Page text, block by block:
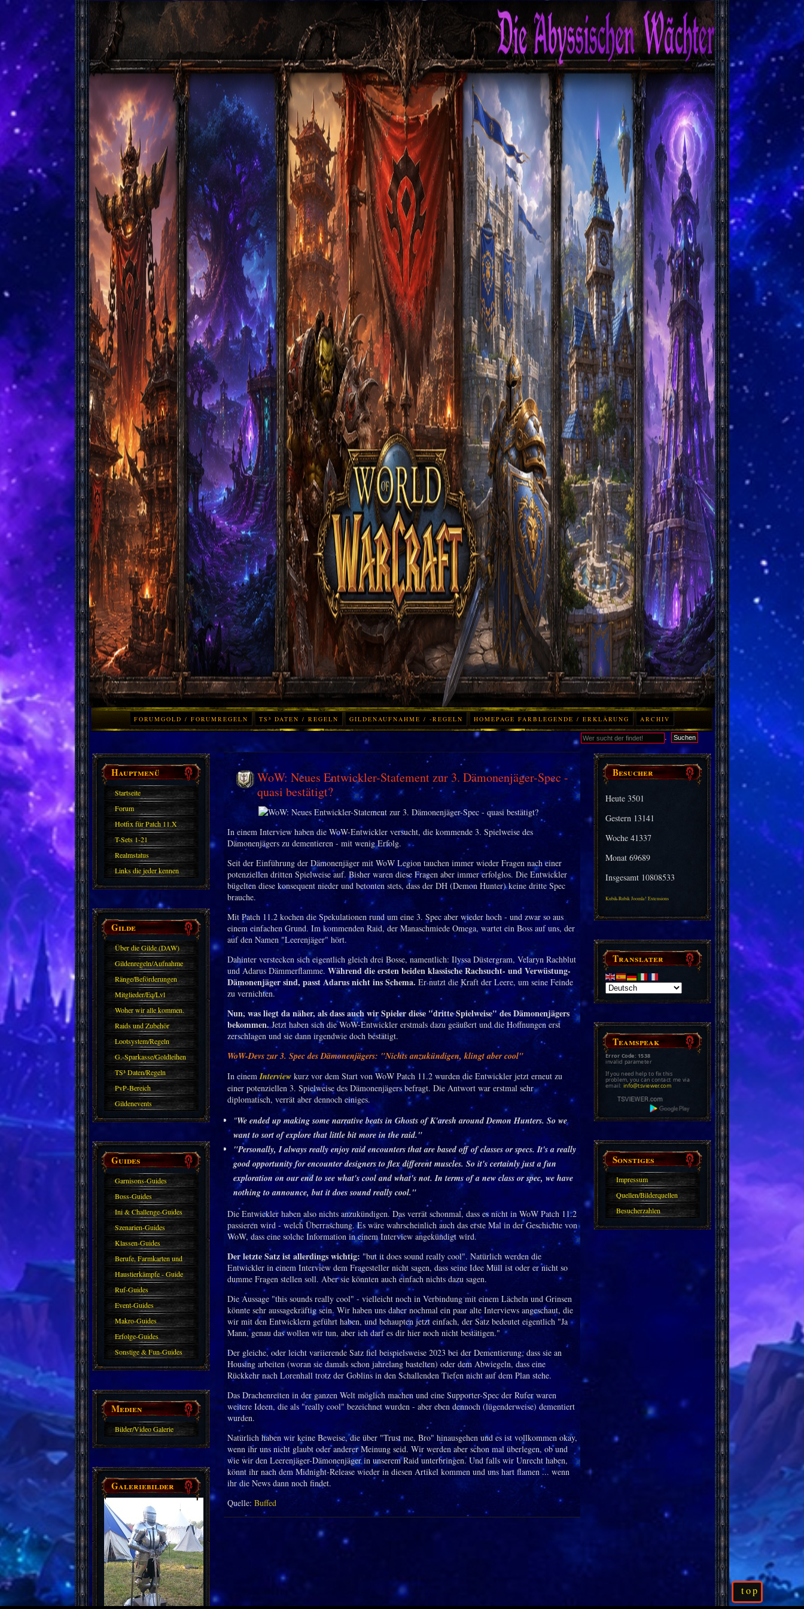
FORUMGOLD / FORUMREGELN TS³ DATEN / REGELN GILDENAUFNAHME / -REGELN HOMEPAGE FARBLEGENDE / ERKLÄRUNG ARCHIV
. Suchen
Hauptmenü
Startseite
Forum
Hotfix für Patch 11.X
T-Sets 1-21
Realmstatus
Links die jeder kennen
sollte?! Oder nicht?
Gilde
Über die Gilde (DAW)
Gildenregeln/Aufnahme
Ränge/Beförderungen
Mitglieder/Eq/Lvl
Woher wir alle kommen.
Raids und Zubehör
Lootsystem/Regeln
G.-Sparkasse/Goldleihen
TS³ Daten/Regeln
PvP-Bereich
Gildenevents
Guides
Garnisons-Guides
Boss-Guides
Ini & Challenge-Guides
Szenarien-Guides
Klassen-Guides
Berufe, Farmkarten und
Haustiere
Haustierkämpfe - Guide
Ruf-Guides
Event-Guides
Makro-Guides
Erfolge-Guides
Sonstige & Fun-Guides
Medien
Bilder/Video Galerie
Galeriebilder
Besucher
Heute 3501
Gestern 13141
Woche41337
Monat69689
Insgesamt 10808533
Kubik-Rubik Joomla! Extensions
Translater
Teamspeak
Error Code: 1538
invalid parameter
If you need help to fix this
problem, you can contact me via
email: info@tsviewer.com
Sonstiges
Impressum
Quellen/Bilderquellen
Besucherzahlen
WoW: Neues Entwickler-Statement zur 3. Dämonenjäger-Spec -
quasi bestätigt?
In einem Interview haben die WoW-Entwickler versucht, die kommende 3. Spielweise des
Dämonenjägers zu dementieren - mit wenig Erfolg.
Seit der Einführung der Dämonenjäger mit WoW Legion tauchen immer wieder Fragen nach einer
potenziellen dritten Spielweise auf. Bisher waren diese Fragen aber immer erfolglos. Die Entwickler
bügelten diese konsequent nieder und betonten stets, dass der DH (Demon Hunter) keine dritte Spec
brauche.
Mit Patch 11.2 kochen die Spekulationen rund um eine 3. Spec aber wieder hoch - und zwar so aus
einem einfachen Grund. Im kommenden Raid, der Manaschmiede Omega, wartet ein Boss auf uns, der
auf den Namen "Leerenjäger" hört.
Dahinter verstecken sich eigentlich gleich drei Bosse, namentlich: Ilyssa Düstergram, Velaryn Rachblut
und Adarus Dämmerflamme. Während die ersten beiden klassische Rachsucht- und Verwüstung-
Dämonenjäger sind, passt Adarus nicht ins Schema. Er nutzt die Kraft der Leere, um seine Feinde
zu vernichten.
Nun, was liegt da näher, als dass auch wir Spieler diese "dritte Spielweise" des Dämonenjägers
bekommen.Jetzt haben sich die WoW-Entwickler erstmals dazu geäußert und die Hoffnungen erst
zerschlagen und sie dann irgendwie doch bestätigt.
WoW-Devs zur 3. Spec des Dämonenjägers: "Nichts anzukündigen, klingt aber cool"
In einem Interviewkurz vor dem Start von WoW Patch 11.2 wurden die Entwickler jetzt erneut zu
einer potenziellen 3. Spielweise des Dämonenjägers befragt. Die Antwort war erstmal sehr
diplomatisch, verrät aber dennoch einiges.
"We ended up making some narrative beats in Ghosts of K'aresh around Demon Hunters. So we
want to sort of explore that little bit more in the raid."
"Personally, I always really enjoy raid encounters that are based off of classes or specs. It's a really
good opportunity for encounter designers to flex different muscles. So it's certainly just a fun
exploration on our end to see what's cool and what's not. In terms of a new class or spec, we have
nothing to announce, but it does sound really cool."
Die Entwickler haben also nichts anzukündigen. Das verrät schonmal, dass es nicht in WoW Patch 11.2
passieren wird - welch Überraschung. Es wäre wahrscheinlich auch das erste Mal in der Geschichte von
WoW, dass eine solche Information in einem Interview angekündigt wird.
Der letzte Satz ist allerdings wichtig: "but it does sound really cool". Natürlich werden die
Entwickler in einem Interview dem Fragesteller nicht sagen, dass seine Idee Müll ist oder er nicht so
dumme Fragen stellen soll. Aber sie könnten auch einfach nichts dazu sagen.
Die Aussage "this sounds really cool" - vielleicht noch in Verbindung mit einem Lächeln und Grinsen
könnte sehr aussagekräftig sein. Wir haben uns daher nochmal ein paar alte Interviews angeschaut, die
wir mit den Entwicklern geführt haben, und behaupten jetzt einfach, der Satz bedeutet eigentlich "Ja
Mann, genau das wollen wir tun, aber ich darf es dir hier noch nicht bestätigen."
Der gleiche, oder leicht variierende Satz fiel beispielsweise 2023 bei der Dementierung, dass sie an
Housing arbeiten (woran sie damals schon jahrelang bastelten) oder dem Abwiegeln, dass eine
Rückkehr nach Lorenhall trotz der Goblins in den Schallenden Tiefen nicht auf dem Plan stehe.
Das Drachenreiten in der ganzen Welt möglich machen und eine Supporter-Spec der Rufer waren
weitere Ideen, die als "really cool" bezeichnet wurden - aber eben dennoch (lügenderweise) dementiert
wurden.
Natürlich haben wir keine Beweise, die über "Trust me, Bro" hinausgehen und es ist vollkommen okay,
wenn ihr uns nicht glaubt oder anderer Meinung seid. Wir werden aber schon mal überlegen, ob und
wie wir den Leerenjäger-Dämonenjäger in unserem Raid unterbringen. Und falls wir Unrecht haben,
könnt ihr nach dem Midnight-Release wieder in diesen Artikel kommen und uns hart flamen ... wenn
ihr die News dann noch findet.
Quelle: Buffed
top